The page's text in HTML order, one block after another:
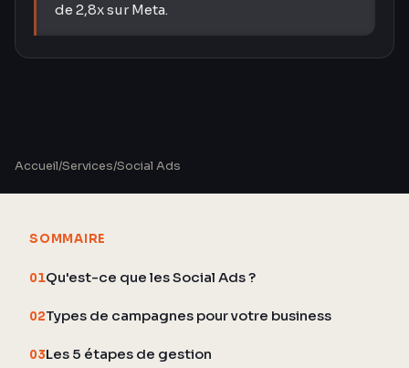
de 2,8x sur Meta.
Accueil/Services/Social Ads
SOMMAIRE
01Qu'est-ce que les Social Ads ?
02Types de campagnes pour votre business
03Les 5 étapes de gestion